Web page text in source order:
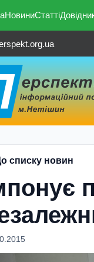
НовиниСтатті
списку новин